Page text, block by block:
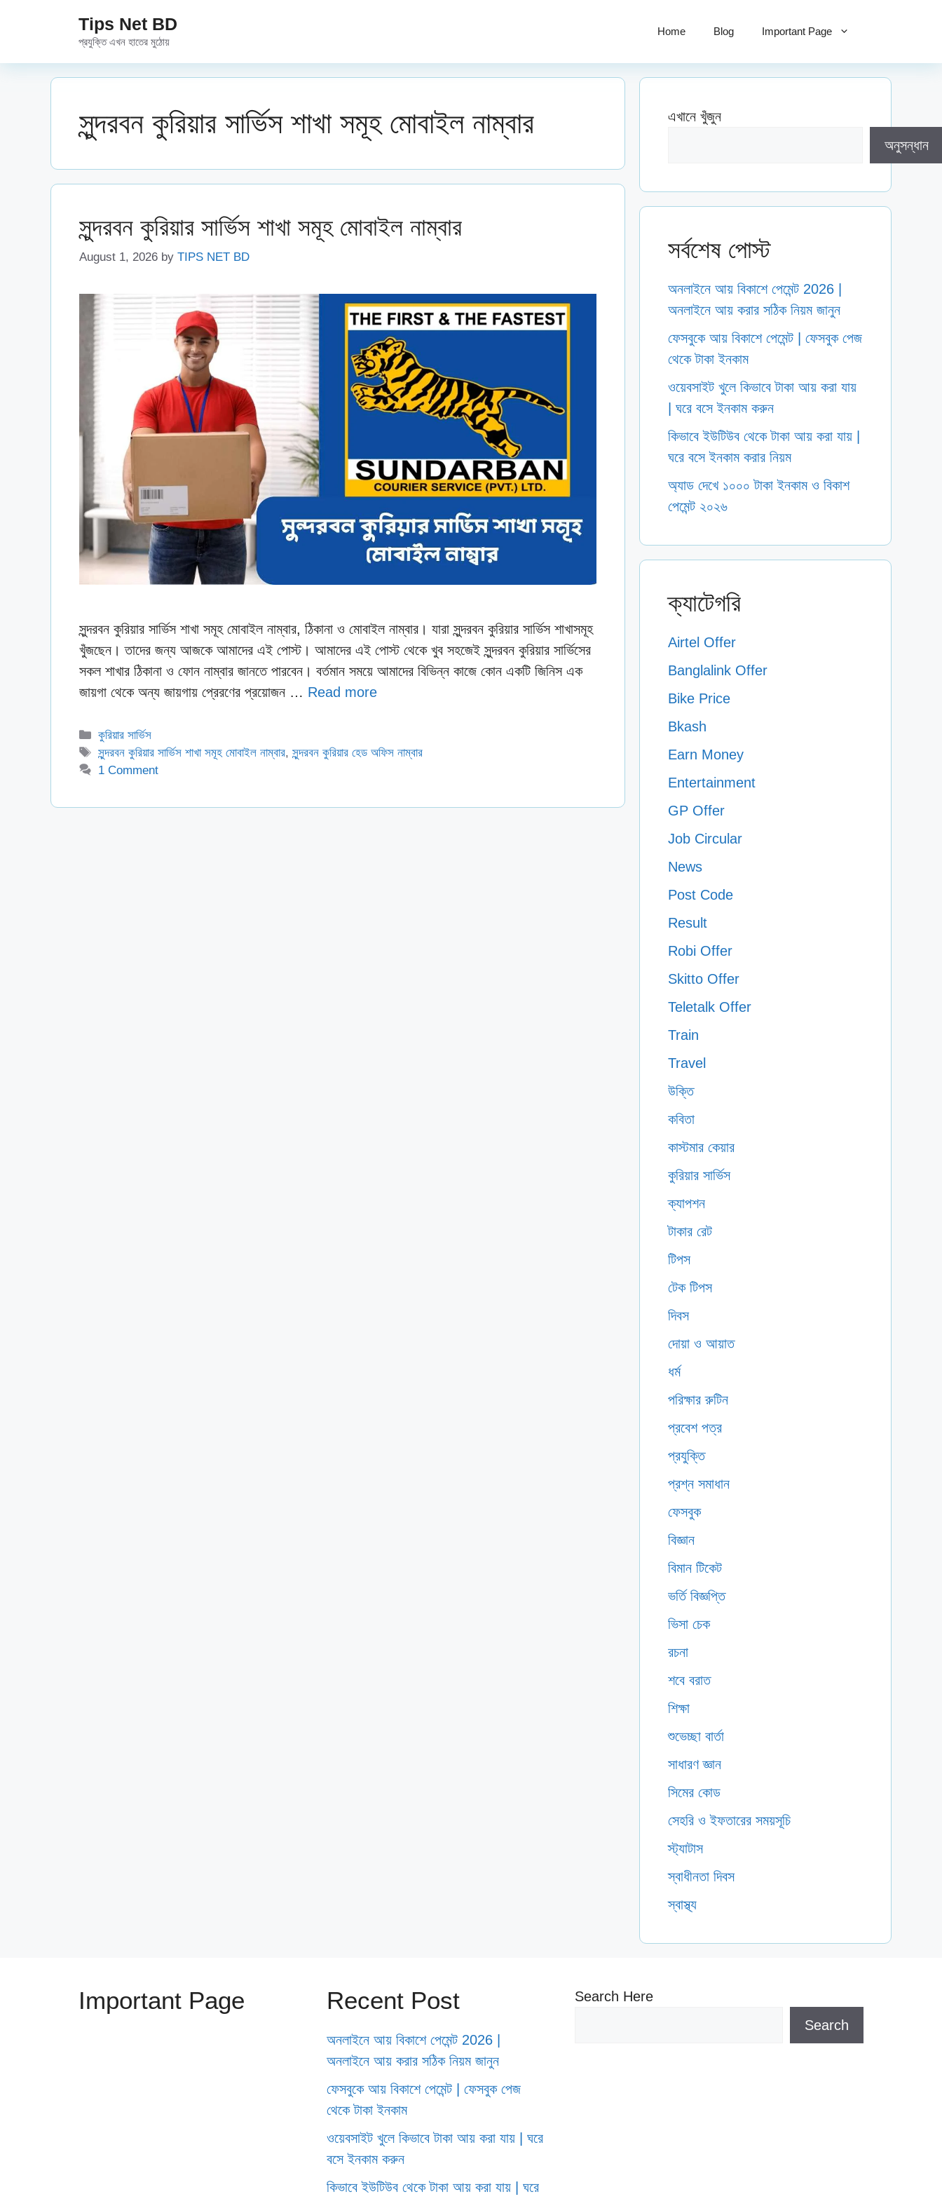
Tips Net BD
প্রযুক্তি এখন হাতের মুঠোয়
Home Blog Important Page
সুন্দরবন কুরিয়ার সার্ভিস শাখা সমূহ মোবাইল নাম্বার
সুন্দরবন কুরিয়ার সার্ভিস শাখা সমূহ মোবাইল নাম্বার
August 1, 2026 by TIPS NET BD
সুন্দরবন কুরিয়ার সার্ভিস শাখা সমূহ মোবাইল নাম্বার, ঠিকানা ও মোবাইল নাম্বার। যারা সুন্দরবন কুরিয়ার সার্ভিস শাখাসমূহ
খুঁজছেন। তাদের জন্য আজকে আমাদের এই পোস্ট। আমাদের এই পোস্ট থেকে খুব সহজেই সুন্দরবন কুরিয়ার সার্ভিসের
সকল শাখার ঠিকানা ও ফোন নাম্বার জানতে পারবেন। বর্তমান সময়ে আমাদের বিভিন্ন কাজে কোন একটি জিনিস এক
জায়গা থেকে অন্য জায়গায় প্রেরণের প্রয়োজন … Read more
Categories
কুরিয়ার সার্ভিস
Tags
সুন্দরবন কুরিয়ার সার্ভিস শাখা সমূহ মোবাইল নাম্বার,সুন্দরবন কুরিয়ার হেড অফিস নাম্বার
1 Comment
এখানে খুঁজুন
অনুসন্ধান
সর্বশেষ পোস্ট
অনলাইনে আয় বিকাশে পেমেন্ট 2026 |
অনলাইনে আয় করার সঠিক নিয়ম জানুন
ফেসবুকে আয় বিকাশে পেমেন্ট | ফেসবুক পেজ
থেকে টাকা ইনকাম
ওয়েবসাইট খুলে কিভাবে টাকা আয় করা যায়
| ঘরে বসে ইনকাম করুন
কিভাবে ইউটিউব থেকে টাকা আয় করা যায় |
ঘরে বসে ইনকাম করার নিয়ম
অ্যাড দেখে ১০০০ টাকা ইনকাম ও বিকাশ
পেমেন্ট ২০২৬
ক্যাটেগরি
Airtel Offer
Banglalink Offer
Bike Price
Bkash
Earn Money
Entertainment
GP Offer
Job Circular
News
Post Code
Result
Robi Offer
Skitto Offer
Teletalk Offer
Train
Travel
উক্তি
কবিতা
কাস্টমার কেয়ার
কুরিয়ার সার্ভিস
ক্যাপশন
টাকার রেট
টিপস
টেক টিপস
দিবস
দোয়া ও আয়াত
ধর্ম
পরিক্ষার রুটিন
প্রবেশ পত্র
প্রযুক্তি
প্রশ্ন সমাধান
ফেসবুক
বিজ্ঞান
বিমান টিকেট
ভর্তি বিজ্ঞপ্তি
ভিসা চেক
রচনা
শবে বরাত
শিক্ষা
শুভেচ্ছা বার্তা
সাধারণ জ্ঞান
সিমের কোড
সেহরি ও ইফতারের সময়সূচি
স্ট্যাটাস
স্বাধীনতা দিবস
স্বাস্থ্য
Important Page Recent Post
অনলাইনে আয় বিকাশে পেমেন্ট 2026 |
অনলাইনে আয় করার সঠিক নিয়ম জানুন
ফেসবুকে আয় বিকাশে পেমেন্ট | ফেসবুক পেজ
থেকে টাকা ইনকাম
ওয়েবসাইট খুলে কিভাবে টাকা আয় করা যায় | ঘরে
বসে ইনকাম করুন
কিভাবে ইউটিউব থেকে টাকা আয় করা যায় | ঘরে
Search Here
Search